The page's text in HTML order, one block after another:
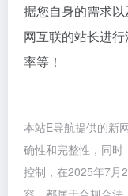
据您自身的需求
网互联的站长进
率等！
本站E导航提供的新
确性和完整性，同
控制，在2025年7月